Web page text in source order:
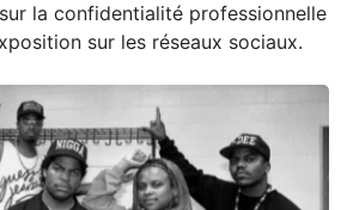
la confidentialité professionnelle
sur les réseaux sociaux.